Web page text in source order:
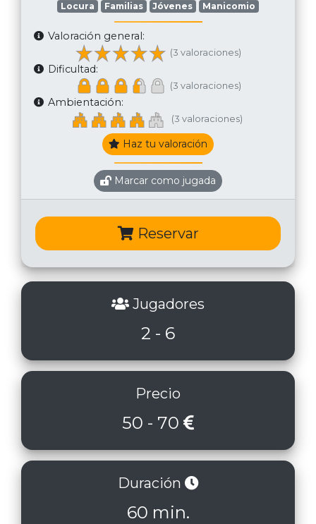
Locura Familias Jóvenes Manicomio
Valoración general:
(3 valoraciones)
Dificultad:
(3 valoraciones)
Ambientación:
(3 valoraciones)
Haz tu valoración
Marcar como jugada
Reservar
Jugadores
2 - 6
Precio
50 - 70
Duración
60 min.